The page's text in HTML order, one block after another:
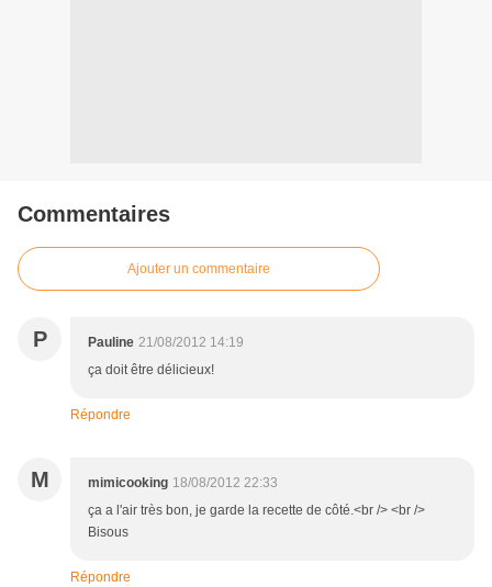
Commentaires
Ajouter un commentaire
P Pauline 21/08/2012 14:19
ça doit être délicieux!
Répondre
M mimicooking 18/08/2012 22:33
ça a l'air très bon, je garde la recette de côté.<br /> <br />
Bisous
Répondre